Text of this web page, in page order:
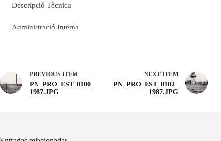
Descripció Tècnica
Administració Interna
PREVIOUS ITEM
PN_PRO_EST_0100_
1987.JPG
NEXT ITEM
PN_PRO_EST_0102_
1987.JPG